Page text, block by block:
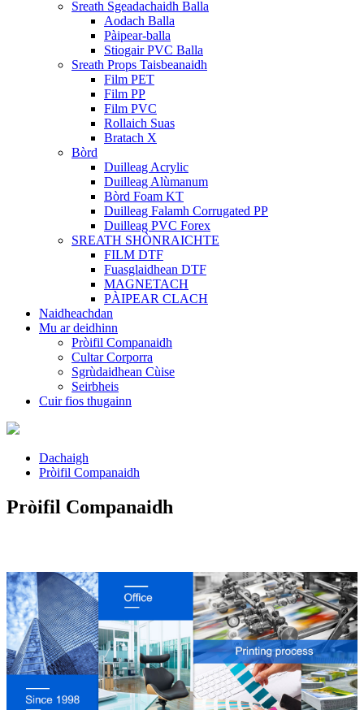
Sreath Sgeadachaidh Balla
Aodach Balla
Pàipear-balla
Stiogair PVC Balla
Sreath Props Taisbeanaidh
Film PET
Film PP
Film PVC
Rollaich Suas
Bratach X
Bòrd
Duilleag Acrylic
Duilleag Alùmanum
Bòrd Foam KT
Duilleag Falamh Corrugated PP
Duilleag PVC Forex
SREATH SHÒNRAICHTE
FILM DTF
Fuasglaidhean DTF
MAGNETACH
PÀIPEAR CLACH
Naidheachdan
Mu ar deidhinn
Pròifil Companaidh
Cultar Corporra
Sgrùdaidhean Cùise
Seirbheis
Cuir fios thugainn
Dachaigh
Pròifil Companaidh
Pròifil Companaidh